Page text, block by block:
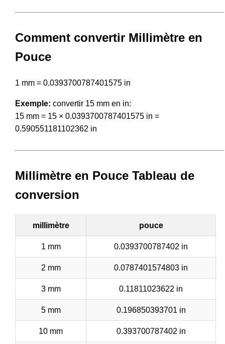
Comment convertir Millimètre en
Pouce
1 mm = 0.0393700787401575 in
Exemple: convertir 15 mm en in:
15 mm = 15 × 0.0393700787401575 in =
0.590551181102362 in
Millimètre en Pouce Tableau de
conversion
millimètre pouce
1 mm 0.0393700787402 in
2 mm 0.0787401574803 in
3 mm 0.11811023622 in
5 mm 0.196850393701 in
10 mm 0.393700787402 in